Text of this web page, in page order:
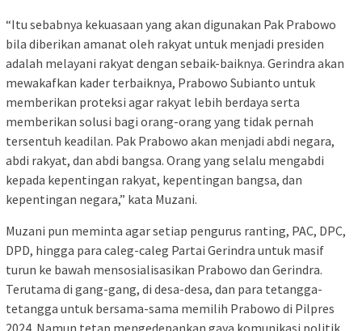
“Itu sebabnya kekuasaan yang akan digunakan Pak Prabowo
bila diberikan amanat oleh rakyat untuk menjadi presiden
adalah melayani rakyat dengan sebaik-baiknya. Gerindra akan
mewakafkan kader terbaiknya, Prabowo Subianto untuk
memberikan proteksi agar rakyat lebih berdaya serta
memberikan solusi bagi orang-orang yang tidak pernah
tersentuh keadilan. Pak Prabowo akan menjadi abdi negara,
abdi rakyat, dan abdi bangsa. Orang yang selalu mengabdi
kepada kepentingan rakyat, kepentingan bangsa, dan
kepentingan negara,” kata Muzani.
Muzani pun meminta agar setiap pengurus ranting, PAC, DPC,
DPD, hingga para caleg-caleg Partai Gerindra untuk masif
turun ke bawah mensosialisasikan Prabowo dan Gerindra.
Terutama di gang-gang, di desa-desa, dan para tetangga-
tetangga untuk bersama-sama memilih Prabowo di Pilpres
2024. Namun tetap mengedepankan gaya komunikasi politik